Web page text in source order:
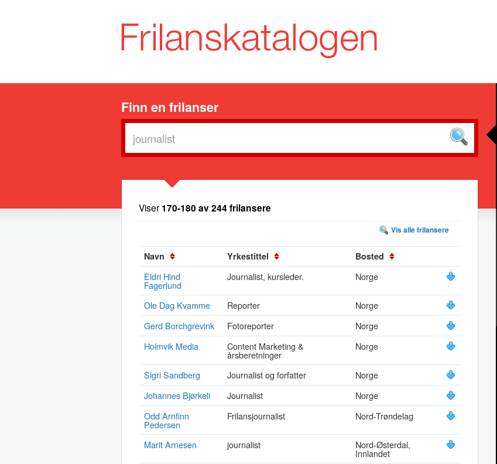
Finn en frilanser
Viser 170-180 av 244 frilansere
Vis alle frilansere
Navn Yrkestittel Bosted
Eldri Hind
Fagerlund
Journalist, kursleder. Norge
Ole Dag Kvamme Reporter
Norge
Gerd Borchgrevink
Fotoreporter
Norge
Holmvik Media
Content Marketing &
årsberetninger
Norge
Sigri Sandberg Journalist og forfatter
Norge
Johannes Bjørkeli
Journalist
Norge
Odd Arnfinn
Pedersen
Frilansjournalist Nord-Trøndelag
Marit Arnesen journalist Nord-Østerdal,
Innlandet